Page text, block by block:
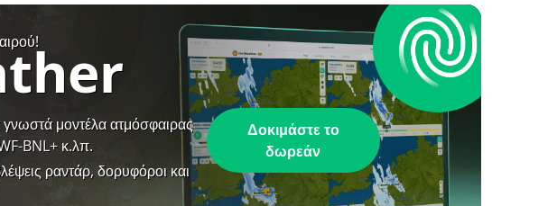
μοντέλα ατμόσφαιρας
BNL+ κ.λπ.
ραντάρ, δορυφόροι και
Δοκιμάστε το
δωρεάν